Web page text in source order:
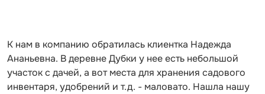
К нам в компанию обратилась клиентка Надежда
Ананьевна. В деревне Дубки у нее есть небольшой
участок с дачей, а вот места для хранения садового
инвентаря, удобрений и т.д. - маловато. Нашла нашу